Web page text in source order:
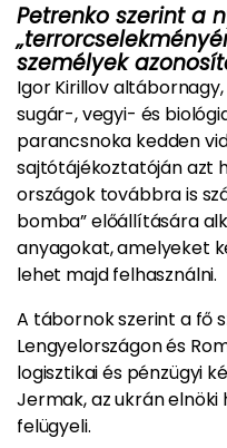
Petrenko szerint a
személyek
Igor Kirillov
sugár-, vegyi- és
parancsnoka kedden
sajtótájékoztatóján azt
országok továbbra is
bomba” előállítására
anyagokat, amelyeket
lehet majd felhasználni.
A tábornok szerint a fő
Lengyelországon és
logisztikai és pénzügyi
Jermak, az ukrán
felügyeli.